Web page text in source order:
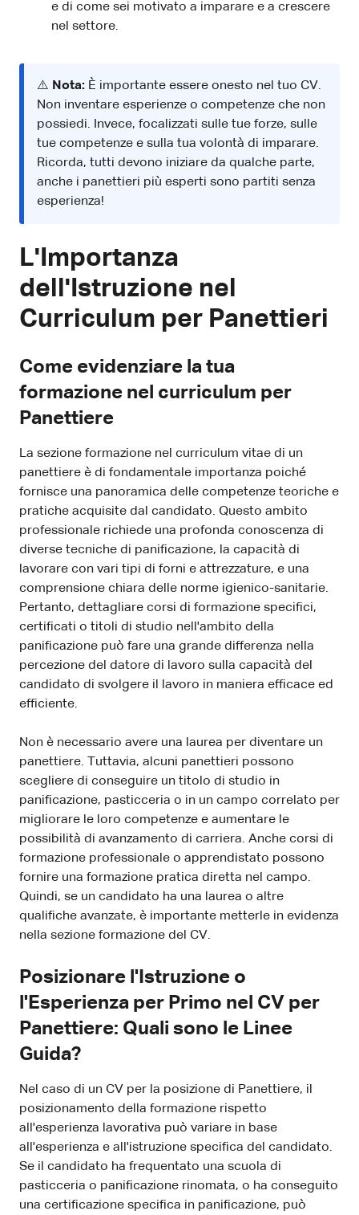
e di come sei motivato a imparare e a crescere
nel settore.
⚠️ Nota: È importante essere onesto nel tuo CV.
Non inventare esperienze o competenze che non
possiedi. Invece, focalizzati sulle tue forze, sulle
tue competenze e sulla tua volontà di imparare.
Ricorda, tutti devono iniziare da qualche parte,
anche i panettieri più esperti sono partiti senza
esperienza!
L'Importanza
dell'Istruzione nel
Curriculum per Panettieri
Come evidenziare la tua
formazione nel curriculum per
Panettiere
La sezione formazione nel curriculum vitae di un
panettiere è di fondamentale importanza poiché
fornisce una panoramica delle competenze teoriche e
pratiche acquisite dal candidato. Questo ambito
professionale richiede una profonda conoscenza di
diverse tecniche di panificazione, la capacità di
lavorare con vari tipi di forni e attrezzature, e una
comprensione chiara delle norme igienico-sanitarie.
Pertanto, dettagliare corsi di formazione specifici,
certificati o titoli di studio nell'ambito della
panificazione può fare una grande differenza nella
percezione del datore di lavoro sulla capacità del
candidato di svolgere il lavoro in maniera efficace ed
efficiente.
Non è necessario avere una laurea per diventare un
panettiere. Tuttavia, alcuni panettieri possono
scegliere di conseguire un titolo di studio in
panificazione, pasticceria o in un campo correlato per
migliorare le loro competenze e aumentare le
possibilità di avanzamento di carriera. Anche corsi di
formazione professionale o apprendistato possono
fornire una formazione pratica diretta nel campo.
Quindi, se un candidato ha una laurea o altre
qualifiche avanzate, è importante metterle in evidenza
nella sezione formazione del CV.
Posizionare l'Istruzione o
l'Esperienza per Primo nel CV per
Panettiere: Quali sono le Linee
Guida?
Nel caso di un CV per la posizione di Panettiere, il
posizionamento della formazione rispetto
all'esperienza lavorativa può variare in base
all'esperienza e all'istruzione specifica del candidato.
Se il candidato ha frequentato una scuola di
pasticceria o panificazione rinomata, o ha conseguito
una certificazione specifica in panificazione, può